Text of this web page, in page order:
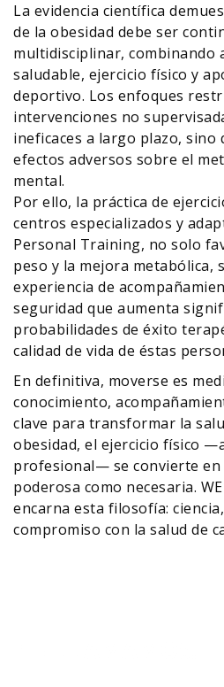
La evidencia científica
de la obesidad debe ser
multidisciplinar, combinando
saludable, ejercicio físico y
deportivo. Los enfoques
intervenciones no
ineficaces a largo plazo, sino
efectos adversos sobre el
mental.
Por ello, la práctica de
centros especializados y
Personal Training, no solo
peso y la mejora metabólica,
experiencia de
seguridad que aumenta
probabilidades de éxito
calidad de vida de éstas
En definitiva, moverse es
conocimiento,
clave para transformar la
obesidad, el ejercicio físico
profesional— se convierte
poderosa como necesaria.
encarna esta filosofía:
compromiso con la salud de